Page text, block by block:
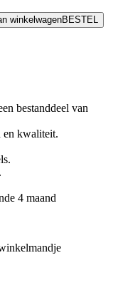
BESTEL
bestanddeel van
en kwaliteit.
4 maand